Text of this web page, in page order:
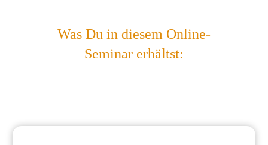
Was Du in diesem Online-
Seminar erhältst: